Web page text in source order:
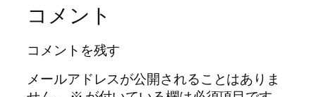
コメント
コメントを残す
メールアドレスが公開されることはありま